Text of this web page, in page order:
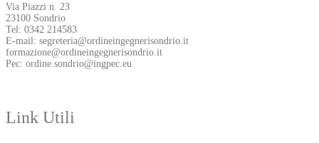
Via Piazzi n. 23
23100 Sondrio
Tel: 0342 214583
E-mail: segreteria@ordineingegnerisondrio.it
formazione@ordineingegnerisondrio.it
Pec: ordine.sondrio@ingpec.eu
Link Utili